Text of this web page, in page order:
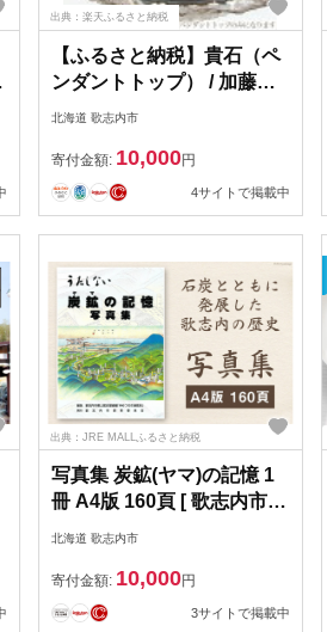
出典：楽天ふるさと納税
【ふるさと納税】貴石（ペ
ンダントトップ） / 加藤樹
石苑 / 北海道 歌志内市
北海道 歌志内市
寄付金額: 10,000円
4サイトで掲載中
出典：JRE MALLふるさと納税
写真集 炭鉱(ヤマ)の記憶 1
冊 A4版 160頁 [ 歌志内市教
育委員会 北海道 歌志内市
炭鉱 ヒストリー 文化 ふる
さと納税
北海道 歌志内市
寄付金額: 10,000円
3サイトで掲載中